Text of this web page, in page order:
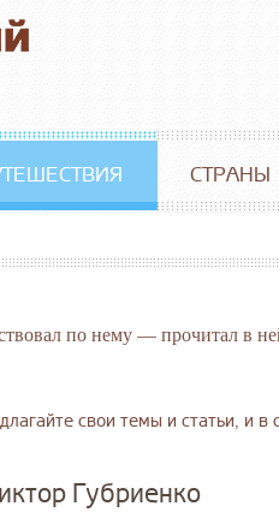
СТРАНЫ
по нему — прочитал в
свои темы и статьи, и
Губриенко